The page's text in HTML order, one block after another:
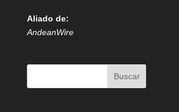
Aliado de:
AndeanWire